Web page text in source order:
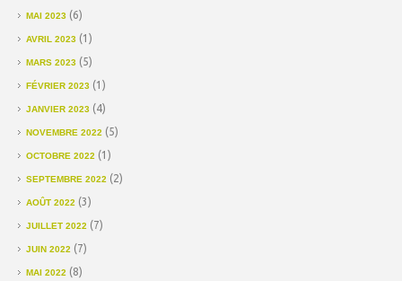
MAI 2023 (6)
AVRIL 2023 (1)
MARS 2023 (5)
FÉVRIER 2023 (1)
JANVIER 2023 (4)
NOVEMBRE 2022 (5)
OCTOBRE 2022 (1)
SEPTEMBRE 2022 (2)
AOÛT 2022 (3)
JUILLET 2022 (7)
JUIN 2022 (7)
MAI 2022 (8)